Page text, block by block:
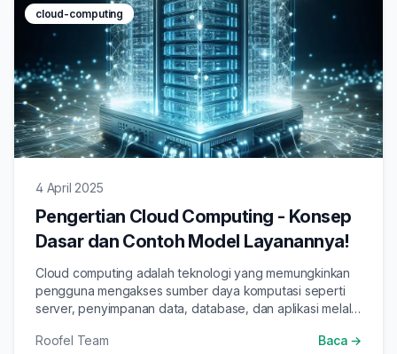
cloud-computing
4 April 2025
Pengertian Cloud Computing - Konsep
Dasar dan Contoh Model Layanannya!
Cloud computing adalah teknologi yang memungkinkan
pengguna mengakses sumber daya komputasi seperti
server, penyimpanan data, database, dan aplikasi melalui
fisik sendiri.
Roofel Team Baca →